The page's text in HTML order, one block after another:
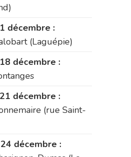
décembre :
(Laguépie)
décembre :
décembre :
(rue Saint-
décembre :